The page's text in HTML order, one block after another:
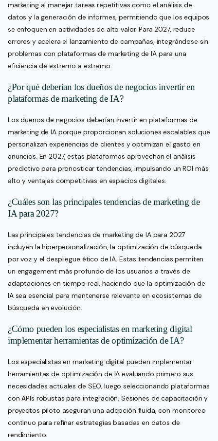
marketing al manejar tareas repetitivas como el análisis de
datos y la generación de informes, permitiendo que los equipos
se enfoquen en actividades de alto valor. Para 2027, reduce
errores y acelera el lanzamiento de campañas, integrándose sin
problemas con plataformas de marketing de IA para una
eficiencia de extremo a extremo.
¿Por qué deberían los dueños de negocios invertir en
plataformas de marketing de IA?
Los dueños de negocios deberían invertir en plataformas de
marketing de IA porque proporcionan soluciones escalables que
personalizan experiencias de clientes y optimizan el gasto en
anuncios. En 2027, estas plataformas aprovechan el análisis
predictivo para pronosticar tendencias, impulsando un ROI más
alto y ventajas competitivas en espacios digitales.
¿Cuáles son las principales tendencias de marketing de
IA para 2027?
Las principales tendencias de marketing de IA para 2027
incluyen la hiperpersonalización, la optimización de búsqueda
por voz y el despliegue ético de IA. Estas tendencias permiten
un engagement más profundo de los usuarios a través de
adaptaciones en tiempo real, haciendo que la optimización de
IA sea esencial para mantenerse relevante en ecosistemas de
búsqueda en evolución.
¿Cómo pueden los especialistas en marketing digital
implementar herramientas de optimización de IA?
Los especialistas en marketing digital pueden implementar
herramientas de optimización de IA evaluando primero sus
necesidades actuales de SEO, luego seleccionando plataformas
con APIs robustas para integración. Sesiones de capacitación y
proyectos piloto aseguran una adopción fluida, con monitoreo
continuo para refinar estrategias basadas en datos de
rendimiento.